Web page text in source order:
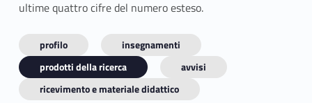
ultime quattro cifre del numero esteso.
profilo
insegnamenti
prodotti della ricerca
avvisi
ricevimento e materiale didattico